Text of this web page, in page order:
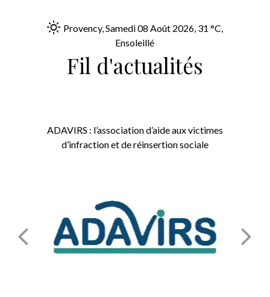
Provency, Samedi 08 Août 2026, 31 °C,
Ensoleillé
Fil d'actualités
: l’association d’aide aux victimes
d’infraction et de réinsertion sociale